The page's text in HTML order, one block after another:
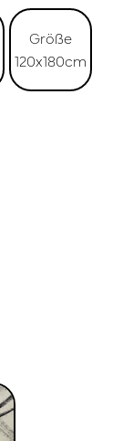
Größe
120x180cm